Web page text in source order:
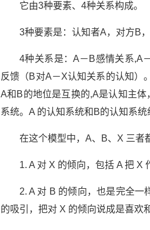
它由3种要素、4种关系构成。
3种要素是：认知者A，对方B，
4种关系是：A－B感情关系,A
反馈（B对A－X认知关系的认知）
A和B的地位是互换的,A是认知主
系统。A 的认知系统和B的认知系
在这个模型中，A、B、X 三者
1. A 对 X 的倾向，包括 A 把 X
2. A 对 B 的倾向，也是完全
的吸引，把对 X 的倾向说成是喜欢